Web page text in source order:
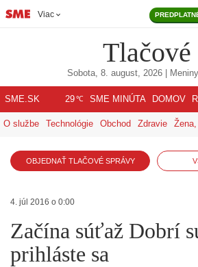
Viac
Sobota, 8. august, 2026|
SME.SK 29℃ SME MINÚTA DOMOV
O službe Technológie Obchod Zdravie
OBJEDNAŤ TLAČOVÉ SPRÁVY
4. júl 2016 o 0:00
Začína súťaž Dobrí
prihláste sa